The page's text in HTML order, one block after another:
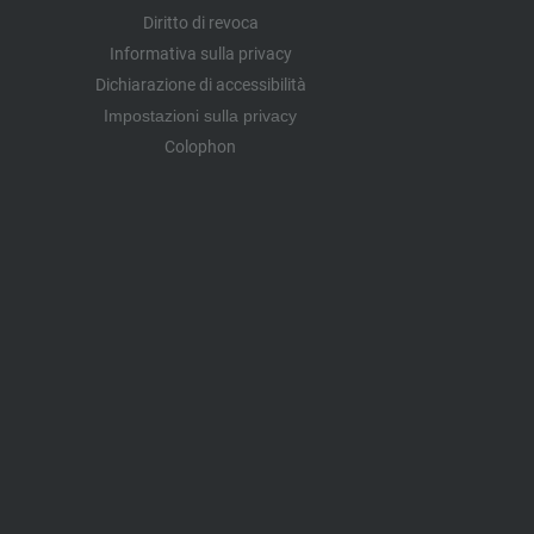
Diritto di revoca
Informativa sulla privacy
Dichiarazione di accessibilità
Impostazioni sulla privacy
Colophon